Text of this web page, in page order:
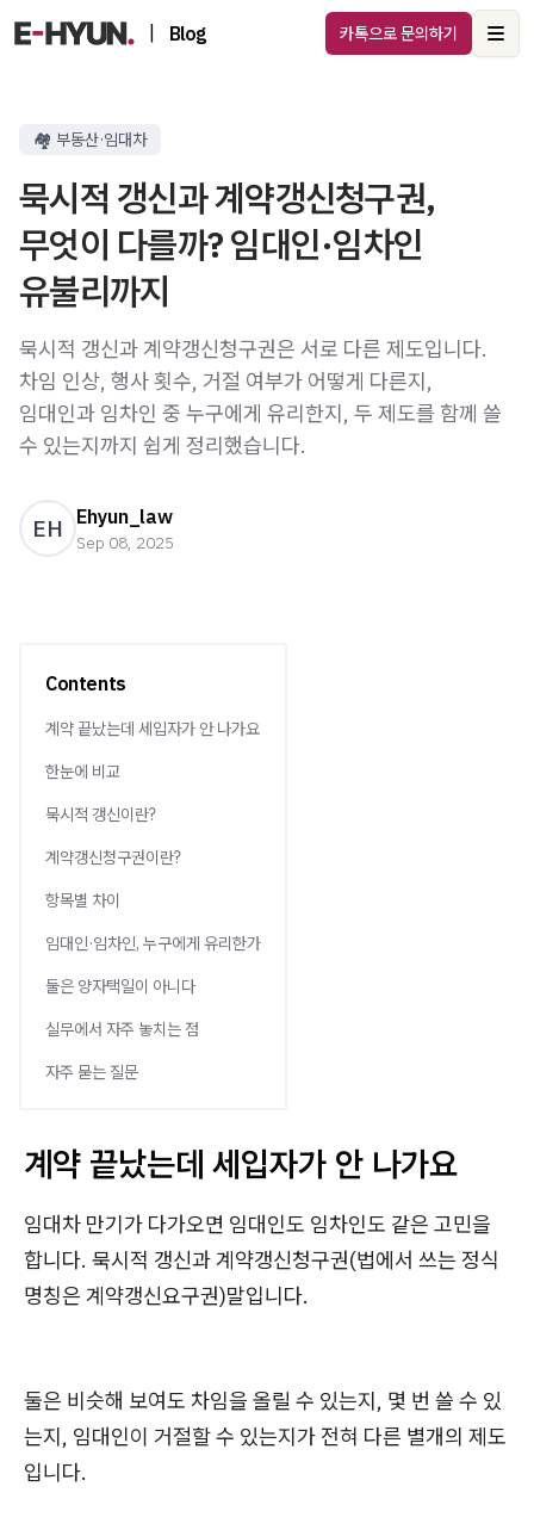
Blog 카톡으로 문의하기
🏘️ 부동산·임대차
묵시적 갱신과 계약갱신청구권,
무엇이 다를까? 임대인·임차인
유불리까지
묵시적 갱신과 계약갱신청구권은 서로 다른 제도입니다.
차임 인상, 행사 횟수, 거절 여부가 어떻게 다른지,
임대인과 임차인 중 누구에게 유리한지, 두 제도를 함께 쓸
수 있는지까지 쉽게 정리했습니다.
EH Ehyun_law
Sep 08, 2025
Contents
계약 끝났는데 세입자가 안 나가요
한눈에 비교
묵시적 갱신이란?
계약갱신청구권이란?
항목별 차이
임대인·임차인, 누구에게 유리한가
둘은 양자택일이 아니다
실무에서 자주 놓치는 점
자주 묻는 질문
계약 끝났는데 세입자가 안 나가요
임대차 만기가 다가오면 임대인도 임차인도 같은 고민을
합니다. 묵시적 갱신과 계약갱신청구권(법에서 쓰는 정식
명칭은 계약갱신요구권)말입니다.
둘은 비슷해 보여도 차임을 올릴 수 있는지, 몇 번 쓸 수 있
는지, 임대인이 거절할 수 있는지가 전혀 다른 별개의 제도
입니다.